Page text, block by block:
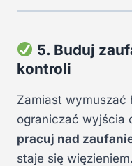
5. Buduj
kontroli
Zamiast wymuszać
ograniczać wyjścia
pracuj nad
staje się